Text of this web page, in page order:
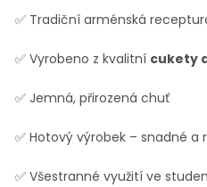
✅ Tradiční arménská
✅ Vyrobeno z kvalitní cukety
✅ Jemná, přirozená chuť
✅ Hotový výrobek – snadné a
✅ Všestranné využití ve